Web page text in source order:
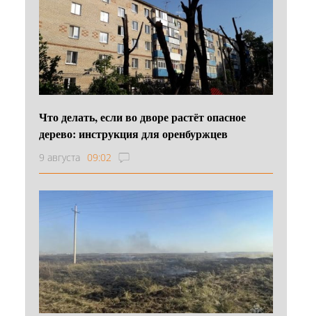
Что делать, если во дворе растёт опасное
дерево: инструкция для оренбуржцев
9 августа 09:02